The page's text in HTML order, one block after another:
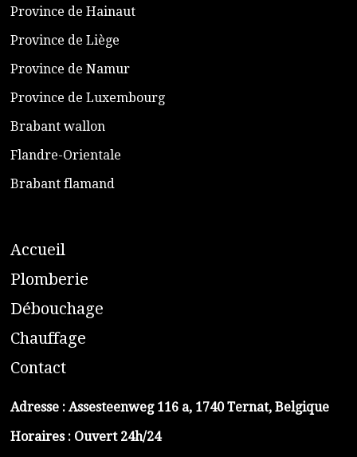
​Province de Hainaut
Province de Liège
​Province de Namur
​Province de Luxembourg
​Brabant wallon
​Flandre-Orientale
​Brabant flamand
Accueil
​Plomberie
Débouchage
Chauffage
Contact
Adresse : Assesteenweg 116 a, 1740 Ternat, Belgique
Horaires : Ouvert 24h/24